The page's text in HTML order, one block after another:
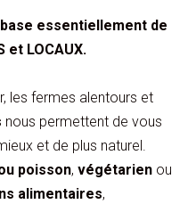
essentiellement de
et LOCAUX.
les fermes alentours et
nous permettent de vous
et de plus naturel.
poisson, végétarienou
alimentaires,